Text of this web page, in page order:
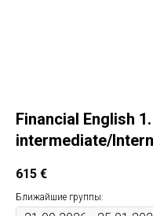
Financial English
intermediate/
615 €
Ближайшие группы: